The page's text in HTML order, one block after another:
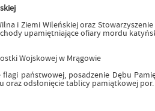
i Ziemi Wileńskiej oraz
upamiętniające ofiary mordu
Wojskowej w Mrągowie
państwowej, posadzenie Dębu
oraz odsłonięcie tablicy pamiątkowej